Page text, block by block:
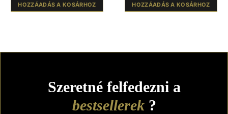
HOZZÁADÁS A KOSÁRHOZ HOZZÁADÁS A KOSÁRHOZ
Szeretné felfedezni a
bestsellerek?